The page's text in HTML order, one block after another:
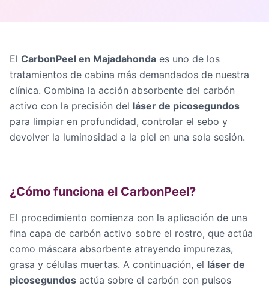
El CarbonPeel en Majadahonda es uno de los
tratamientos de cabina más demandados de nuestra
clínica. Combina la acción absorbente del carbón
activo con la precisión del láser de picosegundos
para limpiar en profundidad, controlar el sebo y
devolver la luminosidad a la piel en una sola sesión.
¿Cómo funciona el CarbonPeel?
El procedimiento comienza con la aplicación de una
fina capa de carbón activo sobre el rostro, que actúa
como máscara absorbente atrayendo impurezas,
grasa y células muertas. A continuación, el láser de
picosegundos actúa sobre el carbón con pulsos